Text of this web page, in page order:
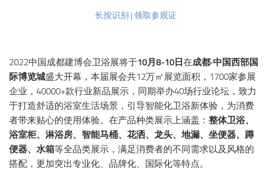
长按识别 | 领取参观证
2022中国成都建博会卫浴展将于10月8-10日在成都·中国西部国
际博览城盛大开幕，本届展会共12万㎡展览面积，1700家参展
企业，40000+款行业新品展示，同期举办40场行业论坛，致力
于打造舒适的浴室生活场景，引导智能化卫浴新体验，为消费
者带来贴心的使用体验。在产品种类展示上涵盖： 整体卫浴、
浴室柜、淋浴房、智能马桶、花洒、龙头、地漏、坐便器、蹲
便器、水箱等全品类展示，满足消费者的不同需求以及风格的
搭配，更加突出专业化、品牌化、国际化等特点。